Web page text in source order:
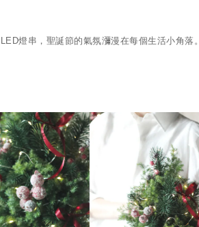
LED燈串，聖誕節的氣氛瀰漫在每個生活小角落。